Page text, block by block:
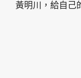
黃明川，給自己